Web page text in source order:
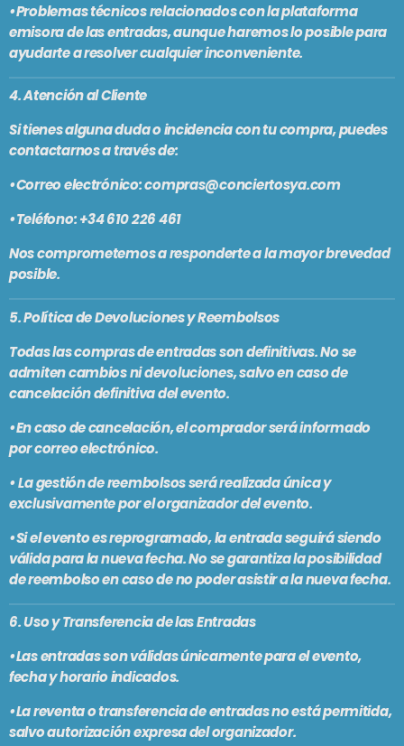
•Problemas técnicos relacionados con la plataforma
emisora de las entradas, aunque haremos lo posible para
ayudarte a resolver cualquier inconveniente.
4. Atención al Cliente
Si tienes alguna duda o incidencia con tu compra, puedes
contactarnos a través de:
•Correo electrónico:compras@conciertosya.com
•Teléfono:+34 610 226 461
Nos comprometemos a responderte a la mayor brevedad
posible.
5. Política de Devoluciones y Reembolsos
Todas las compras de entradas sondefinitivas. No se
admiten cambios ni devoluciones, salvo en caso de
cancelación definitiva del evento.
•En caso de cancelación, el comprador será informado
por correo electrónico.
•La gestión de reembolsos será realizada única y
exclusivamente por el organizador del evento.
•Si el evento es reprogramado, la entrada seguirá siendo
válida para la nueva fecha. No se garantiza la posibilidad
de reembolso en caso de no poder asistir a la nueva fecha.
6. Uso y Transferencia de las Entradas
•Las entradas son válidas únicamente para el evento,
fecha y horario indicados.
•La reventa o transferencia de entradas no está permitida,
salvo autorización expresa del organizador.